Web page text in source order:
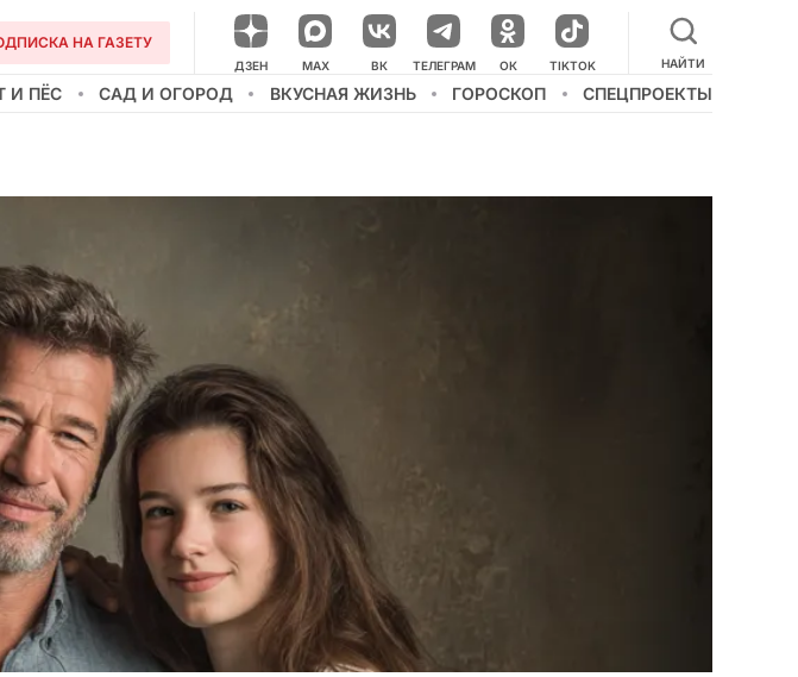
НА ГАЗЕТУ
ДЗЕН НАШ КАНАЛ В МЕССЕНДЖЕРЕ
MAX ВК ТЕЛЕГРАМ ОК TIKTOK НАЙТИ
И ПЁС САД И ОГОРОД ВКУСНАЯ ЖИЗНЬ ГОРОСКОП СПЕЦПРОЕКТЫ